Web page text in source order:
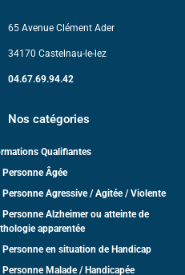
65 Avenue Clément Ader
34170 Castelnau-le-lez
04.67.69.94.42
Nos catégories
Qualifiantes
Personne Âgée
Personne Agressive / Agitée / Violente
Personne Alzheimer ou atteinte de
apparentée
Personne en situation de Handicap
Personne Malade / Handicapée